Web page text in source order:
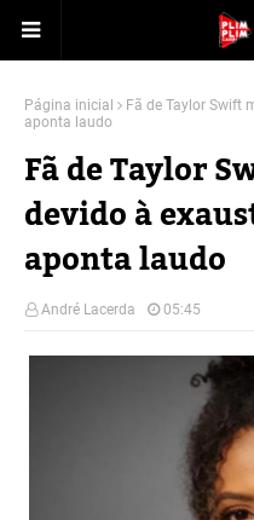
Página inicial
Fã de Taylor Swift
aponta laudo
Fã de Taylor
devido à
aponta laudo
André Lacerda 05:45